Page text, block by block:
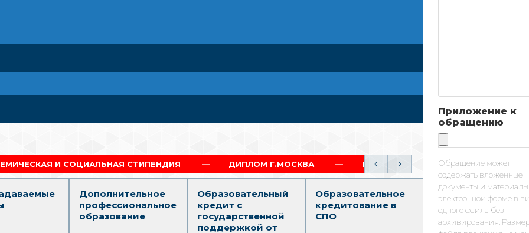
СТИПЕНДИЯ ДИПЛОМ Г.МОСКВА ПОЛНЫЙ ОБРАЗОВАТЕЛЬНЫЙ ТРЕК (СПО-ВО)
Дополнительное
профессиональное
образование
Образовательный
кредит с
государственной
поддержкой от
Образовательное
кредитование в
СПО
Среднее
образование
Приложение к
обращению
Обращение может
содержать вложенные
документы и
электронной форме в
одного файла без
архивирования.